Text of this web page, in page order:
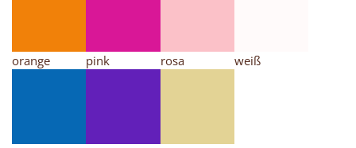
orange pink rosa weiß